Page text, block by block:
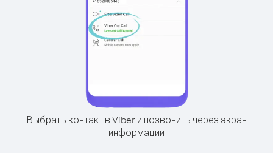
Выбрать контакт в Viber и позвонить через экран
информации